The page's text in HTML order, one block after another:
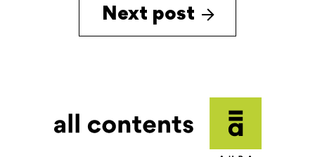
Next post